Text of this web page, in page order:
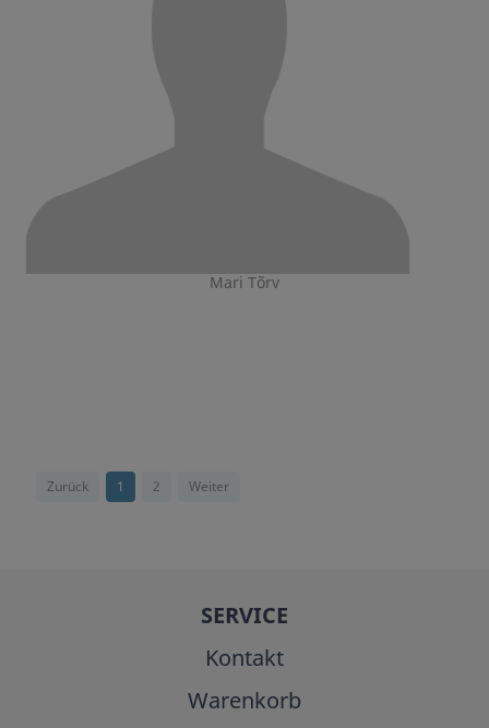
Mari Tõrv
Zurück 1 2 Weiter
SERVICE
Kontakt
Warenkorb